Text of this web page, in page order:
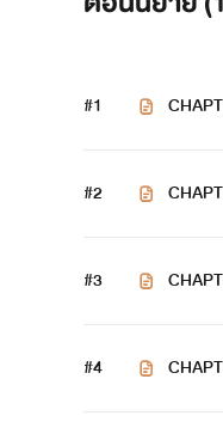
รงค์ฤทธ์ ค
#1
#2
#3
#4